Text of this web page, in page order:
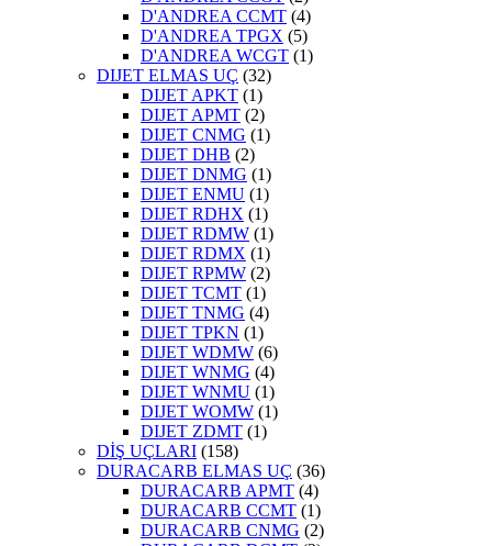
D'ANDREA CCMT (4)
D'ANDREA TPGX (5)
D'ANDREA WCGT (1)
DIJET ELMAS UÇ (32)
DIJET APKT (1)
DIJET APMT (2)
DIJET CNMG (1)
DIJET DHB (2)
DIJET DNMG (1)
DIJET ENMU (1)
DIJET RDHX (1)
DIJET RDMW (1)
DIJET RDMX (1)
DIJET RPMW (2)
DIJET TCMT (1)
DIJET TNMG (4)
DIJET TPKN (1)
DIJET WDMW (6)
DIJET WNMG (4)
DIJET WNMU (1)
DIJET WOMW (1)
DIJET ZDMT (1)
DİŞ UÇLARI (158)
DURACARB ELMAS UÇ (36)
DURACARB APMT (4)
DURACARB CCMT (1)
DURACARB CNMG (2)